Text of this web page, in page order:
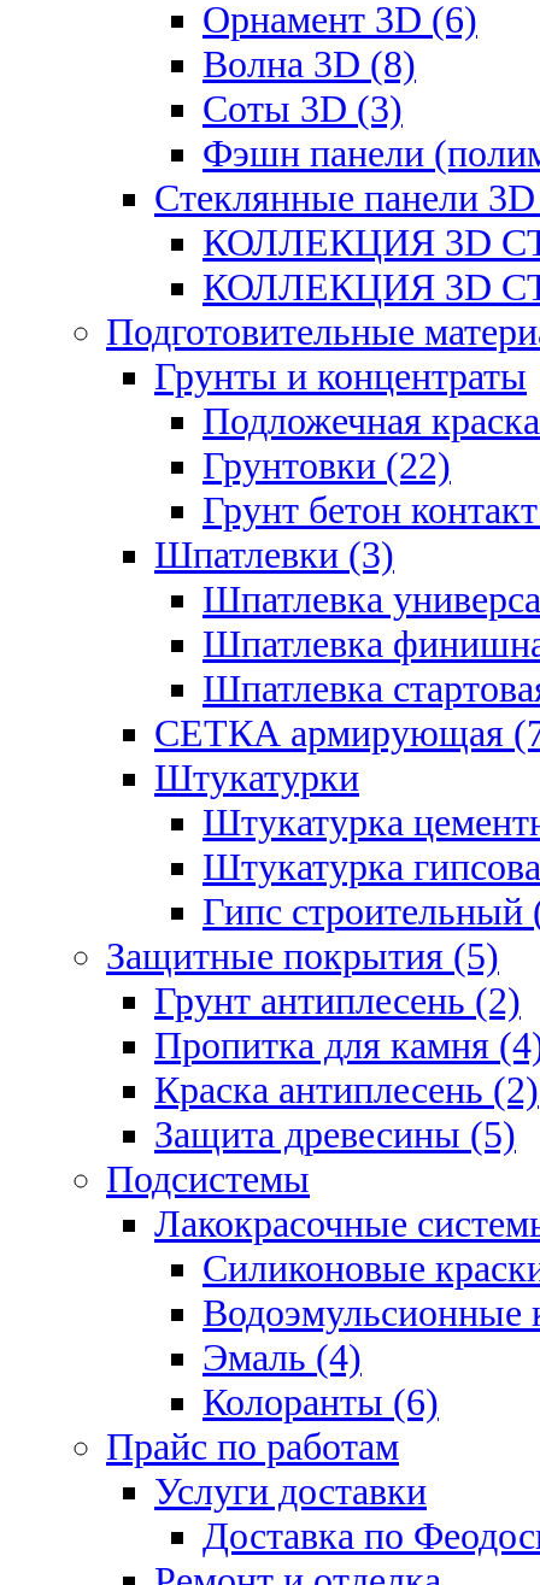
Орнамент 3D (6)
Волна 3D (8)
Соты 3D (3)
Фэшн панели
Стеклянные панели 3D
КОЛЛЕКЦИЯ 3D
КОЛЛЕКЦИЯ 3D
Подготовительные
Грунты и концентраты
Подложечная
Грунтовки (22)
Грунт бетон
Шпатлевки (3)
Шпатлевка
Шпатлевка
Шпатлевка
СЕТКА армирующая
Штукатурки
Штукатурка
Штукатурка
Гипс строительный
Защитные покрытия (5)
Грунт антиплесень (2)
Пропитка для камня
Краска антиплесень (2)
Защита древесины (5)
Подсистемы
Лакокрасочные
Силиконовые
Водоэмульсионные
Эмаль (4)
Колоранты (6)
Прайс по работам
Услуги доставки
Доставка по